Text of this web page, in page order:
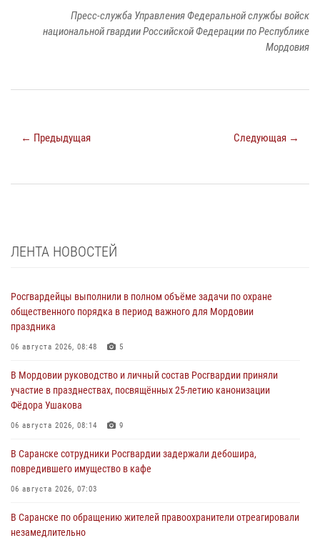
Пресс-служба Управления Федеральной службы войск
национальной гвардии Российской Федерации по Республике
Мордовия
← Предыдущая Следующая →
ЛЕНТА НОВОСТЕЙ
Росгвардейцы выполнили в полном объёме задачи по охране
общественного порядка в период важного для Мордовии
праздника
06 августа 2026, 08:48 5
В Мордовии руководство и личный состав Росгвардии приняли
участие в празднествах, посвящённых 25-летию канонизации
Фёдора Ушакова
06 августа 2026, 08:14 9
В Саранске сотрудники Росгвардии задержали дебошира,
повредившего имущество в кафе
06 августа 2026, 07:03
В Саранске по обращению жителей правоохранители отреагировали
незамедлительно